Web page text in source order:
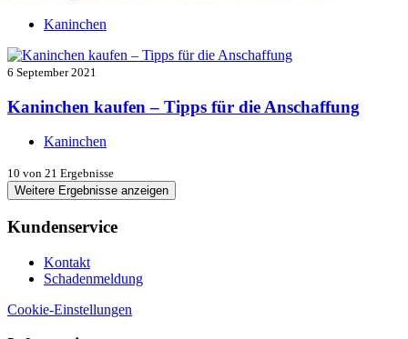
Kaninchen
6 September 2021
Kaninchen kaufen – Tipps für die Anschaffung
Kaninchen
10 von 21 Ergebnisse
Weitere Ergebnisse anzeigen
Kundenservice
Kontakt
Schadenmeldung
Cookie-Einstellungen